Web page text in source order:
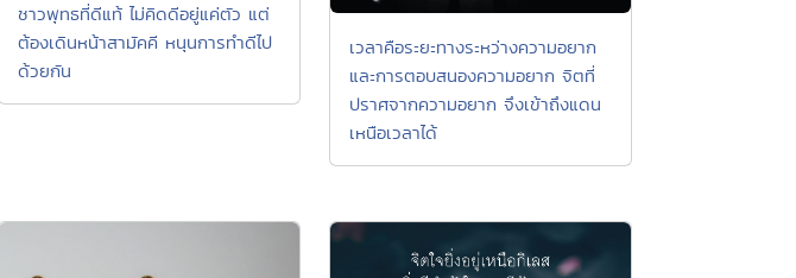
ชาวพุทธที่ดีแท้ ไม่คิดดีอยู่แค่ตัว แต่
ต้องเดินหน้าสามัคคี หนุนการทำดีไป
ด้วยกัน
เวลาคือระยะทางระหว่างความอยาก
และการตอบสนองความอยาก จิตที่
ปราศจากความอยาก จึงเข้าถึงแดน
เหนือเวลาได้